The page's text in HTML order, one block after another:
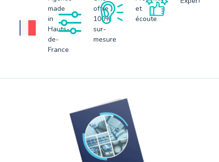
made
in
Hauts-
de-
France
offre
100%
sur-
mesure
et
écoute